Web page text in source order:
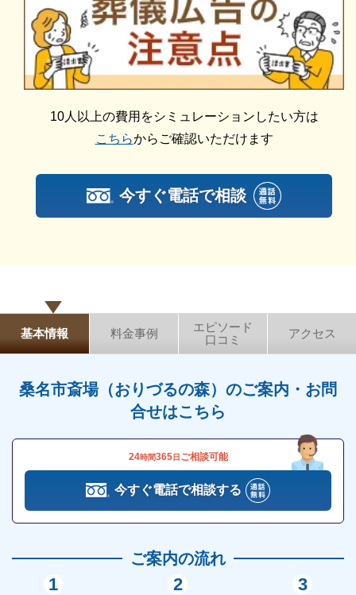
にあわせて、お見積りを作成いたします。葬儀を施行
する前に総額費用をご確認いただき、それぞれの内訳
をご説明します。その上で葬儀費用の総額にご納得い
ただいてから施行いたしますのでご安心ください。
備していますので、一日葬を行うことができます。
参列者が少人数の場合は無料で使える告別室を、50名
程度になる場合には式場を、規模に合わせてご利用い
ただけます。
桑名市斎場（おりづるの森）の家族葬
数で執り行うお葬式です。
桑名市斎場（おりづるの森）は少人数用の式場があり
ますので、親しい方々だけの家族葬にちょうどいい広
桑名市斎場（おりづるの森）は直葬・火葬式にも対応
しています。
の時を過ごした後、火葬となります。
葬儀に式典は必要ない、できるだけ簡素に見送りたい
桑名市斎場（おりづるの森）の詳細情報
10人以上の費用をシミュレーションしたい方は
こちらからご確認いただけます
今すぐ電話で相談
基本情報 料金事例
エピソード
口コミ
アクセス
桑名市斎場（おりづるの森）のご案内・お問
合せはこちら
24時間365日 ご相談可能
今すぐ電話で相談する
ご案内の流れ
1 2 3